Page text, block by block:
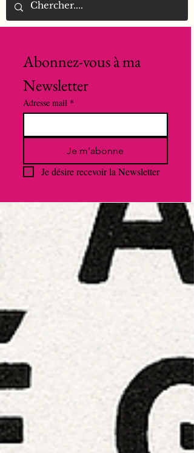
Abonnez-vous à ma
Newsletter
Adresse mail *
Je m'abonne
Je désire recevoir la Newsletter